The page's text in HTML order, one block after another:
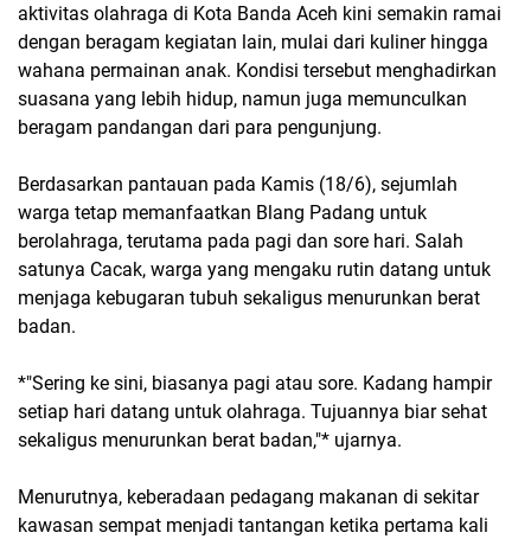
aktivitas olahraga di Kota Banda Aceh kini semakin ramai
dengan beragam kegiatan lain, mulai dari kuliner hingga
wahana permainan anak. Kondisi tersebut menghadirkan
suasana yang lebih hidup, namun juga memunculkan
beragam pandangan dari para pengunjung.
Berdasarkan pantauan pada Kamis (18/6), sejumlah
warga tetap memanfaatkan Blang Padang untuk
berolahraga, terutama pada pagi dan sore hari. Salah
satunya Cacak, warga yang mengaku rutin datang untuk
menjaga kebugaran tubuh sekaligus menurunkan berat
badan.
*"Sering ke sini, biasanya pagi atau sore. Kadang hampir
setiap hari datang untuk olahraga. Tujuannya biar sehat
sekaligus menurunkan berat badan,"* ujarnya.
Menurutnya, keberadaan pedagang makanan di sekitar
kawasan sempat menjadi tantangan ketika pertama kali